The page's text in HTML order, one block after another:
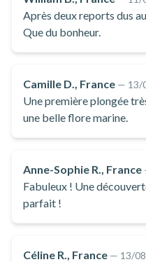
Après deux reports dus
Que du bonheur.
Camille D., France — 13/
Une première plongée
une belle flore marine.
Anne-Sophie R., France
Fabuleux ! Une
parfait !
Céline R., France — 13/